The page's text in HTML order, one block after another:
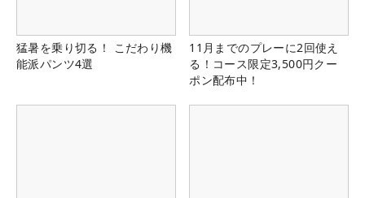
猛暑を乗り切る！ こだわり機
能派パンツ4選
11月までのプレーに2回使え
る！コース限定3,500円クー
ポン配布中！